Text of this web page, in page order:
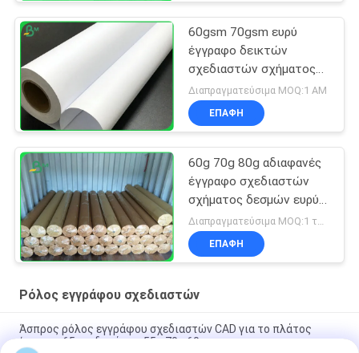
60gsm 70gsm ευρύ
έγγραφο δεικτών
σχεδιαστών σχήματος
τέμνον για τον
εκτυπωτή σχεδιαστών
Graphtec
Διαπραγματεύσιμα MOQ:1 ΑΜ
ΕΠΑΦΉ
60g 70g 80g αδιαφανές
έγγραφο σχεδιαστών
σχήματος δεσμών ευρύ
για το εργοστάσιο
ενδυμάτων ομαλό
Διαπραγματεύσιμα MOQ:1 τόνος για κοινό μέγεθος & 10 τόνους για το ειδικό μέγεθος
ΕΠΑΦΉ
Ρόλος εγγράφου σχεδιαστών
Άσπρος ρόλος εγγράφου σχεδιαστών CAD για το πλάτος
ίντσας» 65» ενδυμάτων 55g 70g 60